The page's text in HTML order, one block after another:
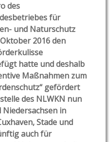
des
für
und Naturschutz
2016 den
hatte und deshalb
Maßnahmen zum
gefördert
des NLWKN nun
Niedersachsen in
Stade und
auch für